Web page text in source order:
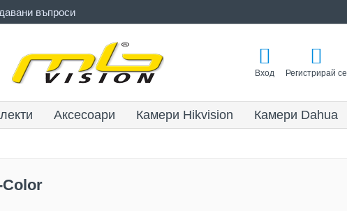
въпроси
Вход Регистрирай се
Аксесоари Камери Hikvision Камери Dahua
Color